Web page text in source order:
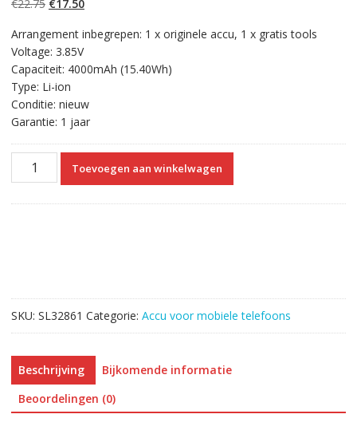
€22.75
was:
€22.75.
€17.50
is:
€17.50.
Arrangement inbegrepen: 1 x originele accu, 1 x gratis tools
Voltage: 3.85V
Capaciteit: 4000mAh (15.40Wh)
Type: Li-ion
Conditie: nieuw
Garantie: 1 jaar
Accu
SE
aantal
Toevoegen aan winkelwagen
SKU: SL32861 Categorie: Accu voor mobiele telefoons
Beschrijving
Bijkomende informatie
Beoordelingen (0)